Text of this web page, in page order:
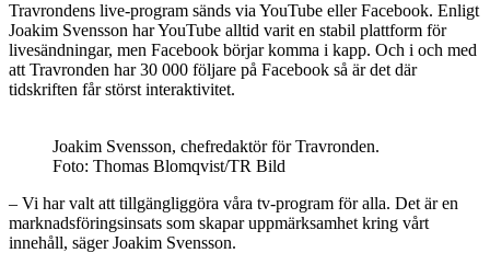
Travrondens live-program sänds via YouTube eller Facebook. Enligt
Joakim Svensson har YouTube alltid varit en stabil plattform för
livesändningar, men Facebook börjar komma i kapp. Och i och med
att Travronden har 30 000 följare på Facebook så är det där
tidskriften får störst interaktivitet.
Joakim Svensson, chefredaktör för Travronden.
Foto: Thomas Blomqvist/TR Bild
– Vi har valt att tillgängliggöra våra tv-program för alla. Det är en
marknadsföringsinsats som skapar uppmärksamhet kring vårt
innehåll, säger Joakim Svensson.